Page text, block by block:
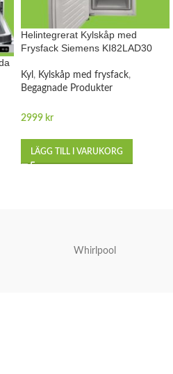
Helintegrerat Kylskåp med
Frysfack Siemens KI82LAD30
Kyl , Kylskåp med frysfack,
Begagnade Produkter
2999 kr
LÄGG TILL I VARUKORG
Whirlpool